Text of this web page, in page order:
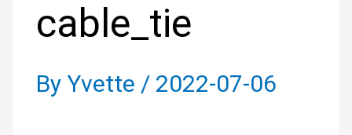
cable_tie
ByYvette / 2022-07-06